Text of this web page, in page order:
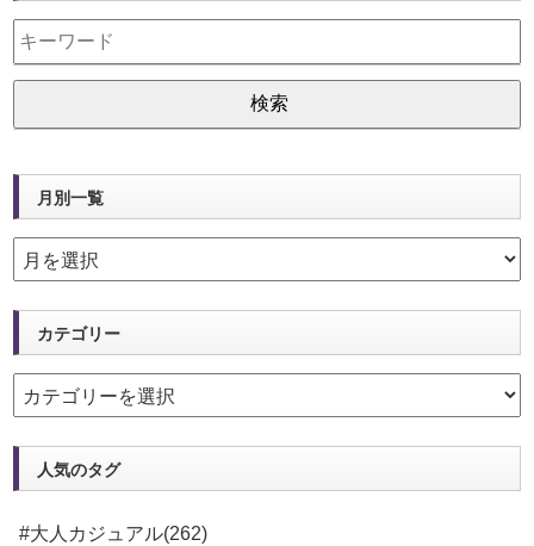
月別一覧
カテゴリー
人気のタグ
#大人カジュアル(262)